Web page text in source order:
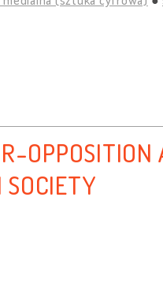
OPPOSITION